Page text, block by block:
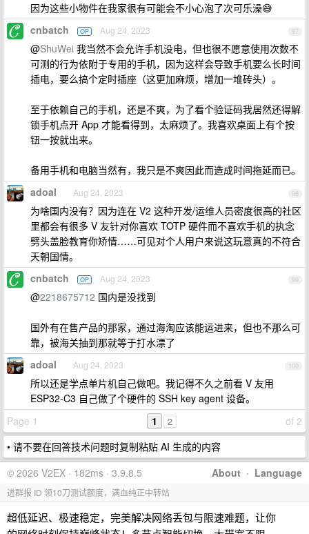
因为这些小物件在我家很有可能会不小心泡了次可乐澡😅
97
cnbatch OP Aug 24, 2023
@ShuWei 我当然不会允许手机没电，但也很不愿意使用次数不
可测的行为依附于专用的手机，因为这样会导致手机要么长时间
插电，要么搞个定时插座（这更加麻烦，增加一堆砖头）。
至于依赖自己的手机，还是不爽，为了看个验证码我居然还得解
锁手机点开 App 才能看得到，太麻烦了。我喜欢桌面上有个按
钮一按就出来。
备用手机和电脑当然有，我只是不爽因此而造成时间拖延而已。
98
adoal Aug 24, 2023
为啥国内没有？因为连在 V2 这种开发/运维人员密度很高的社区
里都会有很多 V 友针对你喜欢 TOTP 硬件而不喜欢手机的执念
劈头盖脸教育你矫情……可见对个人用户来说这玩意真的不符合
天朝国情。
99
cnbatch OP Aug 24, 2023
@2218675712 国内是没找到
国外有在售产品的那家，通过海淘应该能运进来，但也不那么可
靠，被海关抽到那就等于打水漂了
100
adoal Aug 24, 2023
所以还是学点单片机自己做吧。我记得不久之前看 V 友用
ESP32-C3 自己做了个硬件的 SSH key agent 设备。
Page 1
of 2
1 2
• 请不要在回答技术问题时复制粘贴 AI 生成的内容
About · Language
© 2026 V2EX · 182ms · 3.9.8.5
进群报 ID 领10刀测试额度，满血纯正中转站
超低延迟、极速稳定，完美解决网络丢包与限速难题，让你